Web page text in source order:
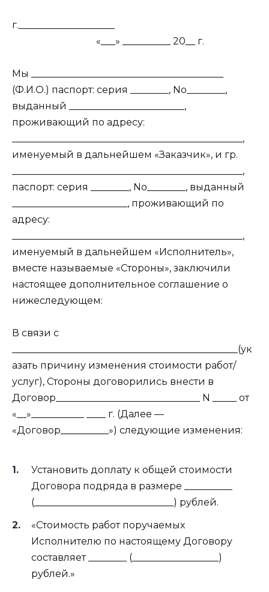
г.____________________
«___» __________ 20__ г.
Мы ________________________________________
(Ф.И.О.) паспорт: серия ________, No________,
выданный ________________________,
проживающий по адресу:
________________________________________________,
именуемый в дальнейшем «Заказчик», и гр.
________________________________________________,
паспорт: серия ________, No________, выданный
________________________, проживающий по
адресу:
________________________________________________,
именуемый в дальнейшем «Исполнитель»,
вместе называемые «Стороны», заключили
настоящее дополнительное соглашение о
нижеследующем:
В связи с
_______________________________________________(ук
азать причину изменения стоимости работ/
услуг), Стороны договорились внести в
Договор______________________________ N _____ от
«__»___________ ____ г. (Далее —
«Договор__________») следующие изменения:
Установить доплату к общей стоимости
Договора подряда в размере __________
(_____________________________) рублей.
«Стоимость работ поручаемых
Исполнителю по настоящему Договору
составляет ________ (__________________)
рублей.»